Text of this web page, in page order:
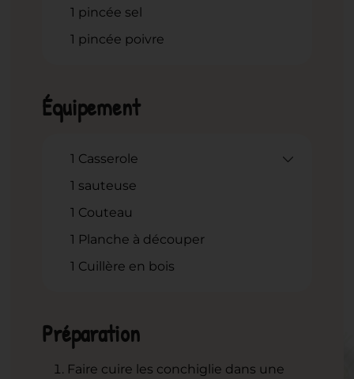
1 pincée sel
1 pincée poivre
Équipement
1 Casserole
1 sauteuse
1 Couteau
1 Planche à découper
1 Cuillère en bois
Préparation
Faire cuire les conchiglie dans une